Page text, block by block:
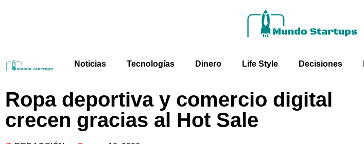
Noticias Tecnologías Dinero Life Style Decisiones
Ropa deportiva y comercio digital
crecen gracias al Hot Sale